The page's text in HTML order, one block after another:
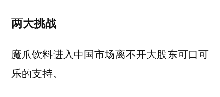
两大挑战
魔爪饮料进入中国市场离不开大股东可口可
乐的支持。